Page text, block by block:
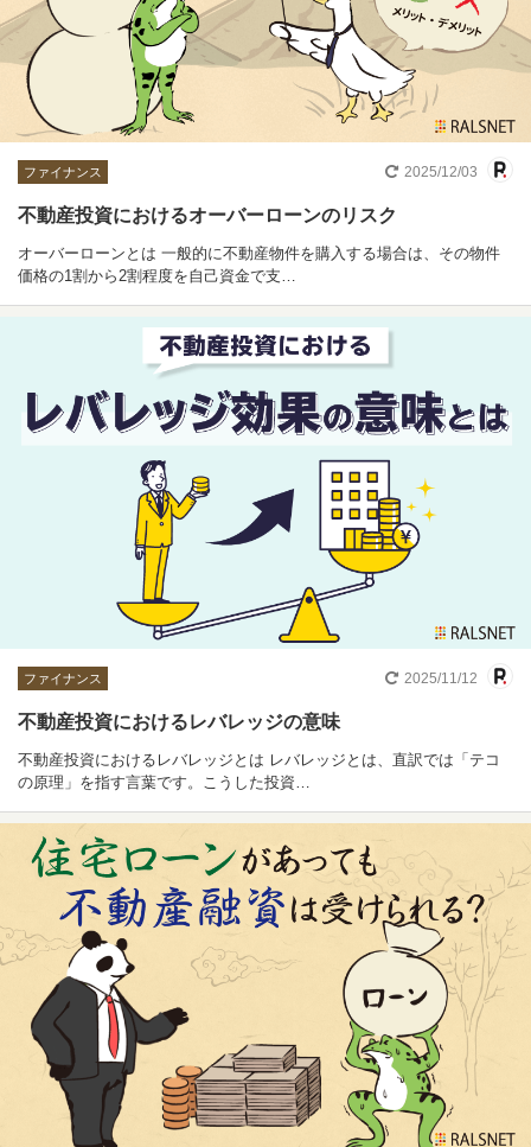
ファイナンス 2025/12/03
不動産投資におけるオーバーローンのリスク
オーバーローンとは 一般的に不動産物件を購入する場合は、その物件
価格の1割から2割程度を自己資金で支…
ファイナンス 2025/11/12
不動産投資におけるレバレッジの意味
不動産投資におけるレバレッジとは レバレッジとは、直訳では「テコ
の原理」を指す言葉です。こうした投資…